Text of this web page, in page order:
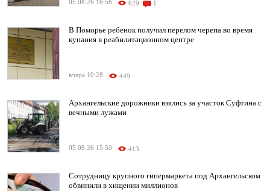
05.08.26 16:56 629 1
В Поморье ребенок получил перелом черепа во время
купания в реабилитационном центре
вчера 10:28 449
Архангельские дорожники взялись за участок Суфтина с
вечными лужами
05.08.26 15:50 413
Сотрудницу крупного гипермаркета под Архангельском
обвинили в хищении миллионов